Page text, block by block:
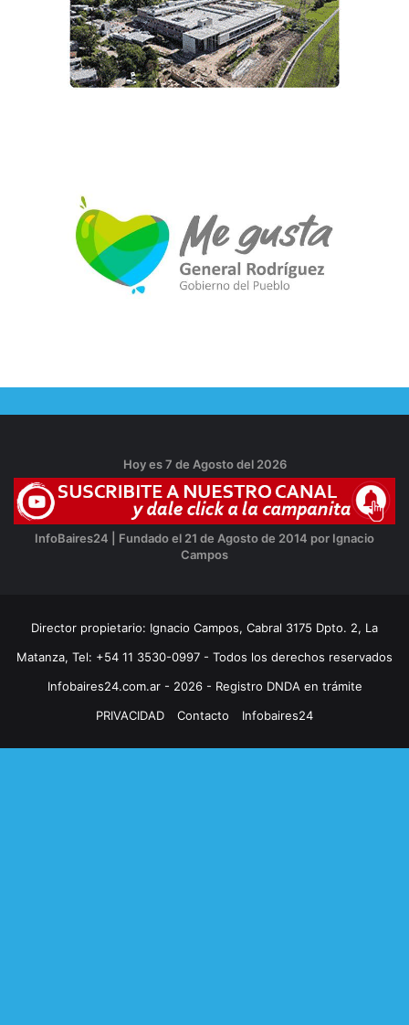
Hoy es 7 de Agosto del 2026
InfoBaires24 | Fundado el 21 de Agosto de 2014 por Ignacio
Campos
Director propietario: Ignacio Campos, Cabral 3175 Dpto. 2, La
Matanza, Tel: +54 11 3530-0997 - Todos los derechos reservados
Infobaires24.com.ar - 2026 - Registro DNDA en trámite
PRIVACIDAD
Contacto Infobaires24